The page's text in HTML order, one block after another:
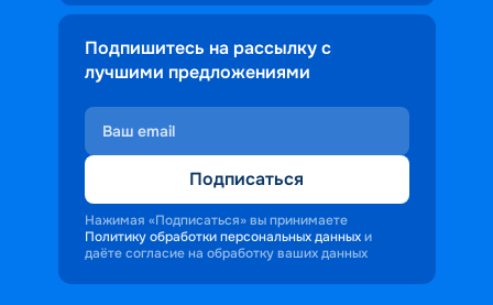
Подпишитесь на рассылку с
лучшими предложениями
Подписаться
Нажимая «Подписаться» вы принимаете
Политику обработки персональных данных и
даёте согласие на обработку ваших данных